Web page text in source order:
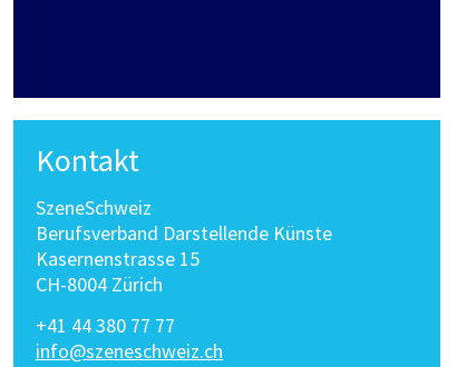
Kontakt
SzeneSchweiz
Berufsverband Darstellende Künste
Kasernenstrasse 15
CH-8004 Zürich
+41 44 380 77 77
info@szeneschweiz.ch